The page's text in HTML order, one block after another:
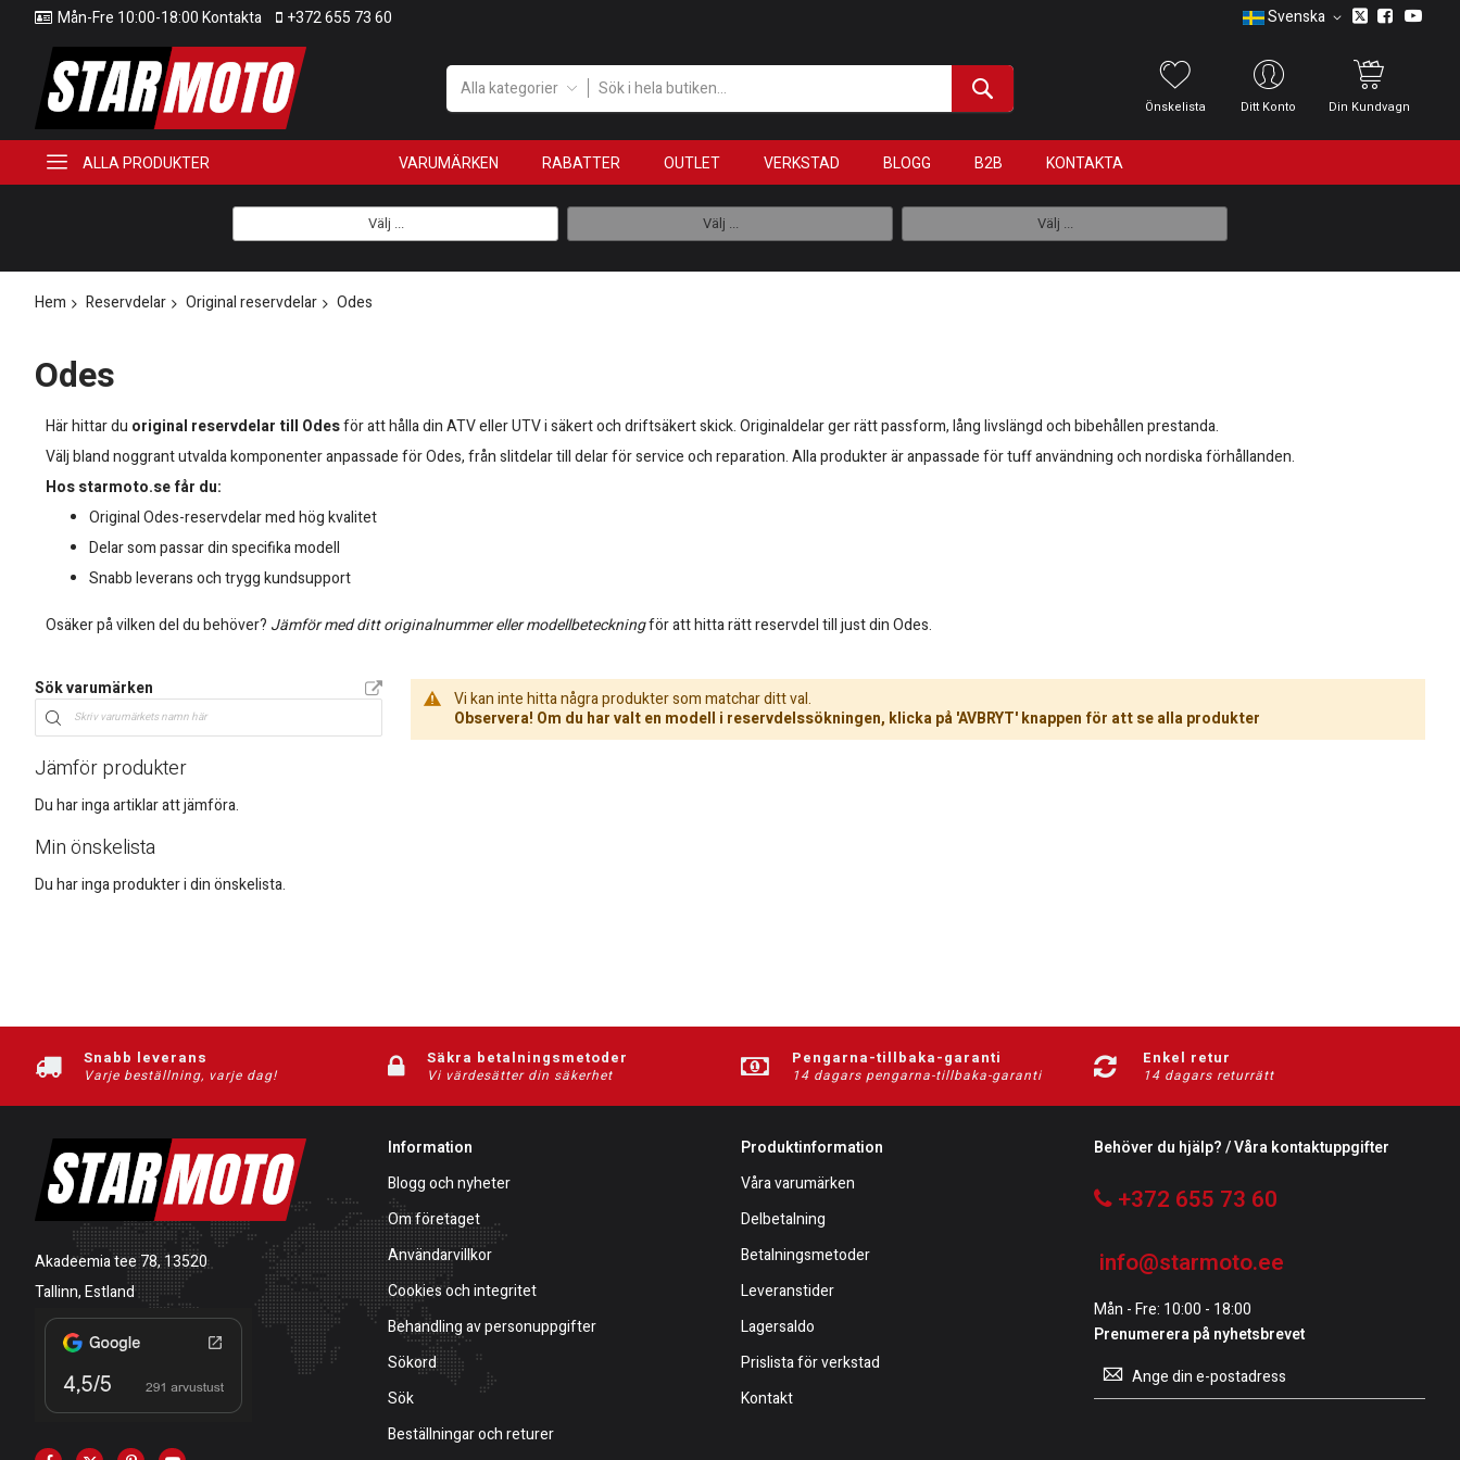
Mån-Fre 10:00-18:00 Kontakta +372 655 73 60 Svenska
Alla kategorier
Önskelista Ditt Konto Din Kundvagn
ALLA PRODUKTER VARUMÄRKEN RABATTER OUTLET VERKSTAD BLOGG B2B KONTAKTA
Välj ... Välj ... Välj ...
Hem Reservdelar Original reservdelar Odes
Odes
Här hittar du original reservdelar till Odesför att hålla din ATV eller UTV i säkert och driftsäkert skick. Originaldelar ger rätt passform, lång livslängd och bibehållen prestanda.
Välj bland noggrant utvalda komponenter anpassade för Odes, från slitdelar till delar för service och reparation. Alla produkter är anpassade för tuff användning och nordiska förhållanden.
Hos starmoto.se får du:
Original Odes-reservdelar med hög kvalitet
Delar som passar din specifika modell
Snabb leverans och trygg kundsupport
Osäker på vilken del du behöver? Jämför med ditt originalnummer eller modellbeteckningför att hitta rätt reservdel till just din Odes.
Vi kan inte hitta några produkter som matchar ditt val.
Observera! Om du har valt en modell i reservdelssökningen, klicka på 'AVBRYT' knappen för att se alla produkter
Sök varumärken
Jämför produkter
Du har inga artiklar att jämföra.
Min önskelista
Du har inga produkter i din önskelista.
Snabb leverans
Varje beställning, varje dag!
Säkra betalningsmetoder
Vi värdesätter din säkerhet
Pengarna-tillbaka-garanti
14 dagars pengarna-tillbaka-garanti
Enkel retur
14 dagars returrätt
Akadeemia tee 78, 13520
Tallinn, Estland
Information
Blogg och nyheter
Om företaget
Användarvillkor
Cookies och integritet
Behandling av personuppgifter
Sökord
Sök
Beställningar och returer
Produktinformation
Våra varumärken
Delbetalning
Betalningsmetoder
Leveranstider
Lagersaldo
Prislista för verkstad
Kontakt
Behöver du hjälp? / Våra kontaktuppgifter
+372 655 73 60
info@starmoto.ee
Mån - Fre: 10:00 - 18:00
Prenumerera på nyhetsbrevet
Prenumerera
på
vårt